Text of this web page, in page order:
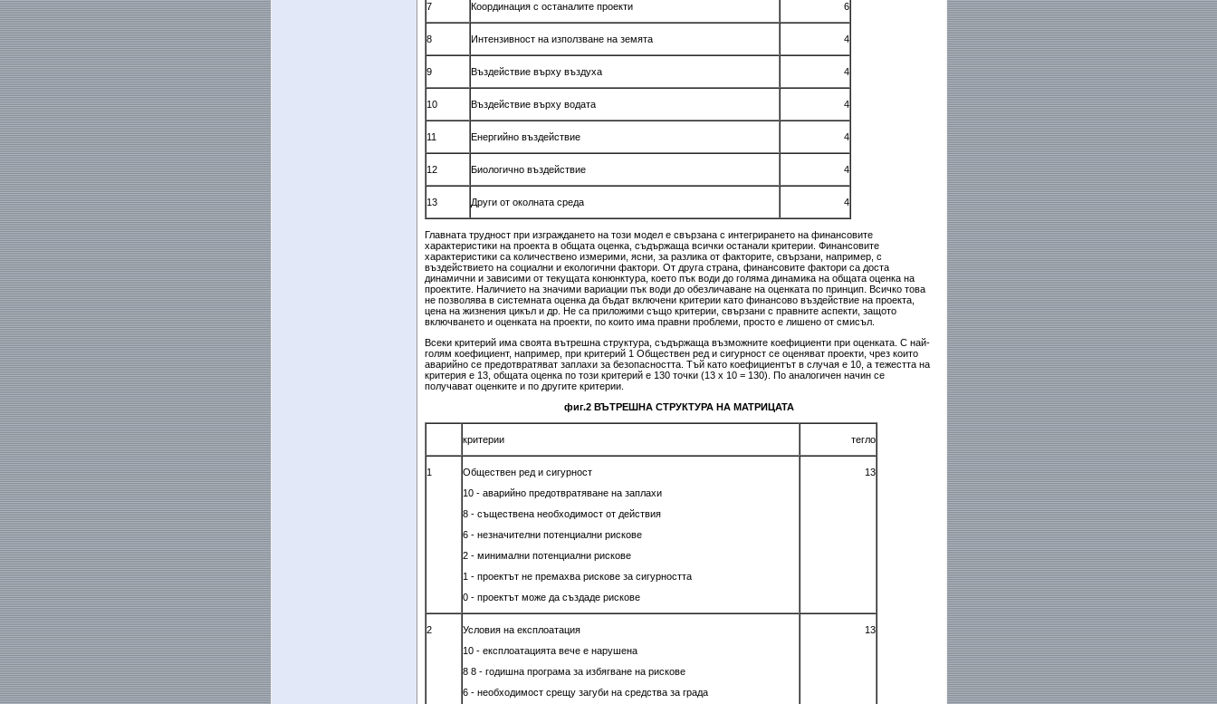
7 Координация с останалите проекти 6
8 Интензивност на използване на земята 4
9 Въздействие върху въздуха 4
10 Въздействие върху водата 4
11 Енергийно въздействие 4
12 Биологично въздействие 4
13 Други от околната среда 4
Главната трудност при изграждането на този модел е свързана с интегрирането на финансовите
характеристики на проекта в общата оценка, съдържаща всички останали критерии. Финансовите
характеристики са количествено измерими, ясни, за разлика от факторите, свързани, например, с
въздействието на социални и екологични фактори. От друга страна, финансовите фактори са доста
динамични и зависими от текущата конюнктура, което пък води до голяма динамика на общата оценка на
проектите. Наличието на значими вариации пък води до обезличаване на оценката по принцип. Всичко това
не позволява в системната оценка да бъдат включени критерии като финансово въздействие на проекта,
цена на жизнения цикъл и др. Не са приложими също критерии, свързани с правните аспекти, защото
включването и оценката на проекти, по които има правни проблеми, просто е лишено от смисъл.
Всеки критерий има своята вътрешна структура, съдържаща възможните коефициенти при оценката. С най-
голям коефициент, например, при критерий 1 Обществен ред и сигурност се оценяват проекти, чрез които
аварийно се предотвратяват заплахи за безопасността. Тъй като коефициентът в случая е 10, а тежестта на
критерия е 13, общата оценка по този критерий е 130 точки (13 х 10 = 130). По аналогичен начин се
получават оценките и по другите критерии.
фиг.2 ВЪТРЕШНА СТРУКТУРА НА МАТРИЦАТА
критерии тегло
1
Обществен ред и сигурност
10 - аварийно предотвратяване на заплахи
8 - съществена необходимост от действия
6 - незначителни потенциални рискове
2 - минимални потенциални рискове
1 - проектът не премахва рискове за сигурността
0 - проектът може да създаде рискове
13
2
Условия на експлоатация
10 - експлоатацията вече е нарушена
8 8 - годишна програма за избягване на рискове
6 - необходимост срещу загуби на средства за града
13